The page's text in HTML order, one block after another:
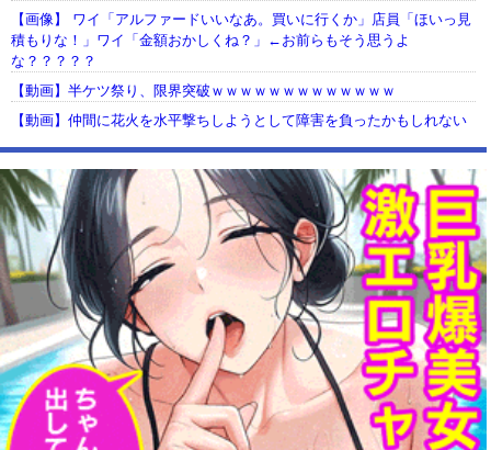
【画像】 ワイ「アルファードいいなあ。買いに行くか」店員「ほいっ見
積もりな！」ワイ「金額おかしくね？」←お前らもそう思うよ
な？？？？？
【動画】半ケツ祭り、限界突破ｗｗｗｗｗｗｗｗｗｗｗｗｗ
【動画】仲間に花火を水平撃ちしようとして障害を負ったかもしれない
【動画】USJの禁止エリアに子どもたちが続々乱入 → スタッフが注意し
ても止まらない事態に
Powered by livedoor 相互RSS